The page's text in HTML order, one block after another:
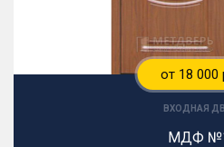
от 18 000
ВХОДНАЯ
МДФ